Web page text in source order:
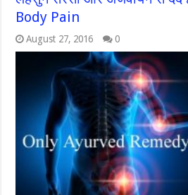
Body Pain
August 27, 2016 0